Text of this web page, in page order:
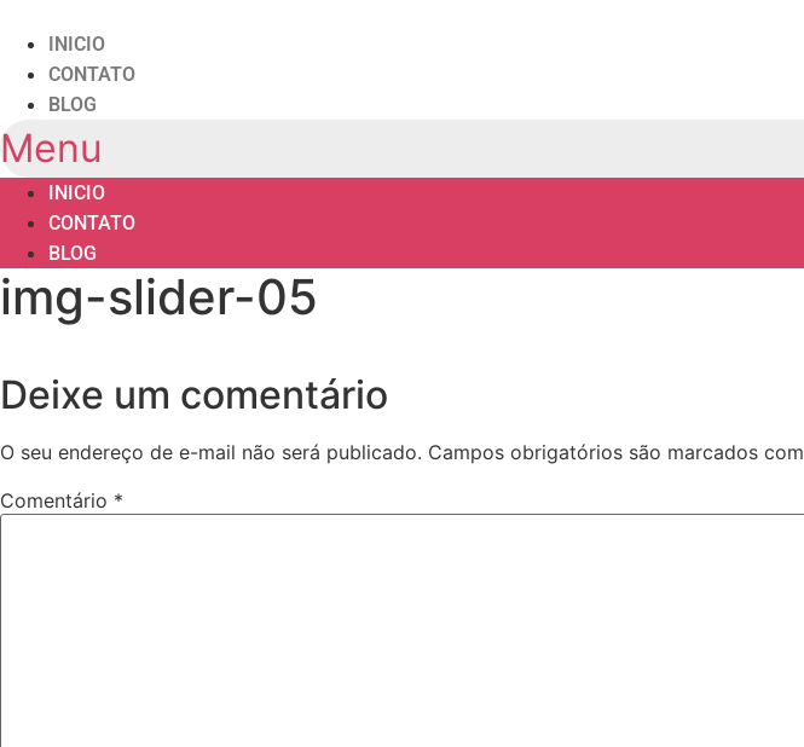
para
conteúdo
INICIO
CONTATO
BLOG
Menu
INICIO
CONTATO
BLOG
img-slider-05
Deixe um comentário
O seu endereço de e-mail não será publicado. Campos obrigatórios são marcados com
Comentário *